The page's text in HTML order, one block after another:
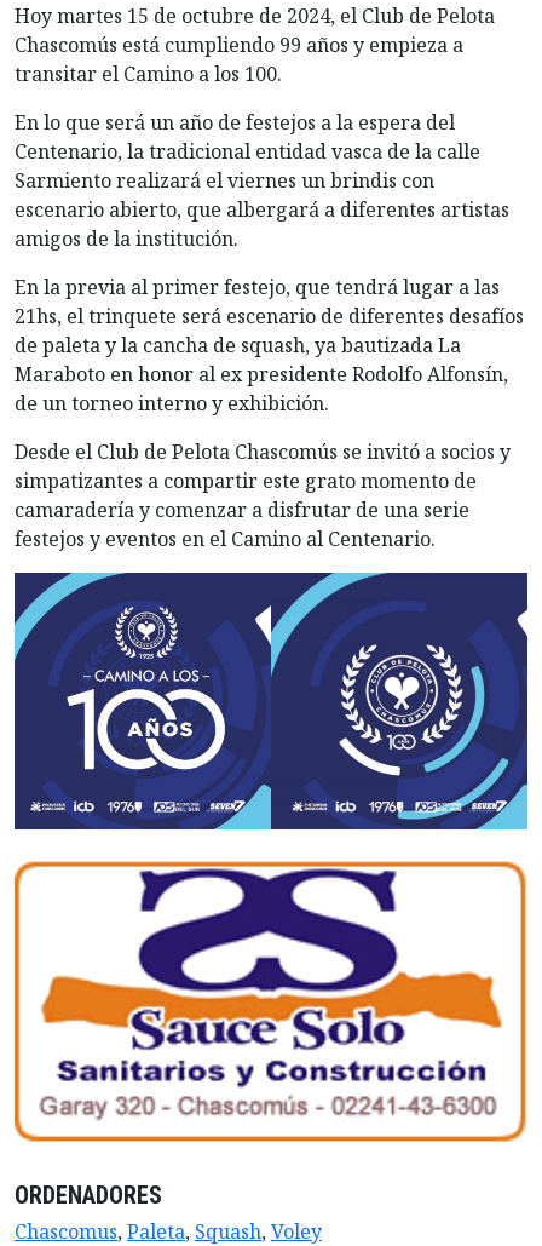
Hoy martes 15 de octubre de 2024, el Club de Pelota
Chascomús está cumpliendo 99 años y empieza a
transitar el Camino a los 100.
En lo que será un año de festejos a la espera del
Centenario, la tradicional entidad vasca de la calle
Sarmiento realizará el viernes un brindis con
escenario abierto, que albergará a diferentes artistas
amigos de la institución.
Enla previa al primer festejo, que tendrá lugar a las
21hs, el trinquete será escenario de diferentes desafíos
de paleta y la cancha de squash, ya bautizada La
Maraboto en honor al ex presidente Rodolfo Alfonsín,
de un torneo interno y exhibición.
Desde el Club de Pelota Chascomús se invitó a socios y
simpatizantes a compartir este grato momento de
camaradería y comenzar a disfrutar de una serie
festejos y eventos en el Camino al Centenario.
ORDENADORES
Chascomus,Paleta, Squash,Voley